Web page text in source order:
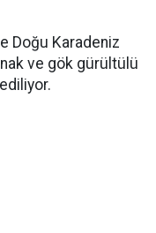
Doğu Karadeniz
ve gök gürültülü